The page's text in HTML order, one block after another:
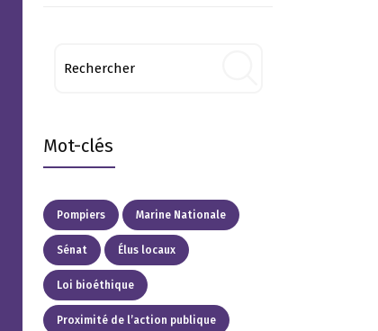
Mot-clés
Pompiers Marine Nationale
Sénat Élus locaux
Loi bioéthique
Proximité de l’action publique